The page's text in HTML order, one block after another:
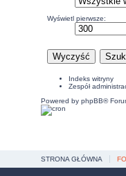
Wyświetl pierwsze:
Indeks witryny
Zespół
Powered by phpBB®
STRONA GŁÓWNA